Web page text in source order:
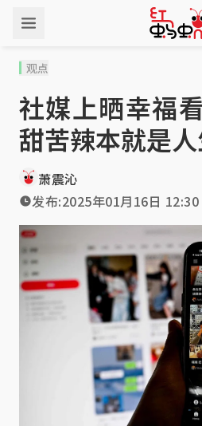
观点
社媒上晒幸福
甜苦辣本就是
萧震沁
发布:2025年01月16日 12:30